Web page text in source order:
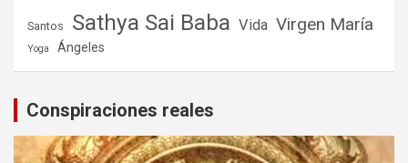
Santos Sathya Sai Baba Vida Virgen María
Yoga Ángeles
Conspiraciones reales